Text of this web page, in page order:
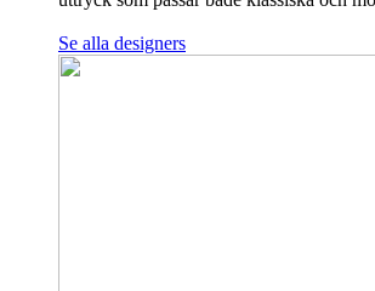
Se alla designers